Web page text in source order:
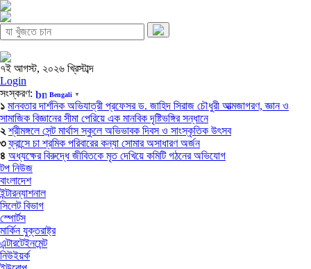
৭ই আগস্ট, ২০২৬ খ্রিস্টাব্দ
Login
সংস্করণ:
Bengali ▼
১ মানবতার দার্শনিক অভিযাত্রী প্রফেসর ড. জাহিদ সিরাজ চৌধুরী আত্মজাগরণ, জ্ঞান ও
সামাজিক বিজ্ঞানের সীমা পেরিয়ে এক মানবিক দৃষ্টিভঙ্গির সন্ধানে
২ শ্রীমঙ্গলে সেন্ট মার্থাস স্কুলে অভিভাবক দিবস ও সাংস্কৃতিক উৎসব
৩ ফ্রান্সে চা শ্রমিক পরিবারের কন্যা সোমার অসাধারণ অর্জন
৪ অধ্যক্ষের বিরুদ্ধে জীবিতকে মৃত দেখিয়ে কমিটি গঠনের অভিযোগ
টপ নিউজ
বাংলাদেশ
ইন্টারন্যাশনাল
সিলেট বিভাগ
স্পোর্টস
মার্কিন যুক্তরাষ্ট্র
এন্টারটেইনমেন্ট
নিউইয়র্ক